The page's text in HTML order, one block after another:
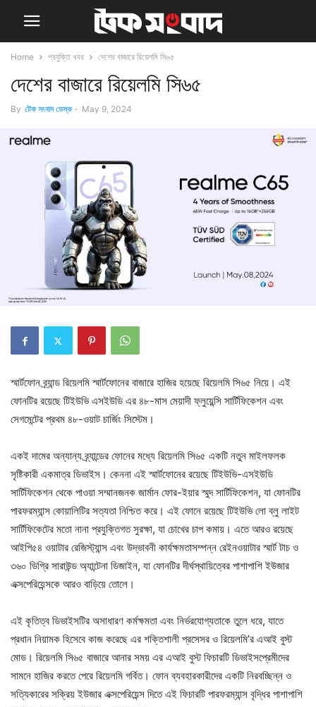
Home প্রযুক্তি খবর দেশের বাজারে রিয়েলমি সি৬৫
দেশের বাজারে রিয়েলমি সি৬৫
By টেক সংবাদ ডেস্ক - May 9, 2024
স্মার্টফোন ব্র্যান্ড রিয়েলমি স্মার্টফোনের বাজারে হাজির হয়েছে রিয়েলমি সি৬৫ নিয়ে। এই
ফোনটির রয়েছে টিইউভি এসইউডি এর ৪৮-মাস মেয়াদী ফ্লুয়েন্সি সার্টিফিকেশন এবং
সেগমেন্টের প্রথম ৪৮-ওয়াট চার্জিং সিস্টেম।
একই দামের অন্যান্য ব্র্যান্ডের ফোনের মধ্যে রিয়েলমি সি৬৫ একটি নতুন মাইলফলক
সৃষ্টিকারী একমাত্র ডিভাইস। কেননা এই স্মার্টফোনের রয়েছে টিইউভি-এসইউডি
সার্টিফিকেশন থেকে পাওয়া সম্মানজনক জার্মান ফোর-ইয়ার স্মুদ সার্টিফিকেশন, যা ফোনটির
পারফরম্যান্স কোয়ালিটির সত্যতা নিশ্চিত করে। এই ফোনে রয়েছে টিইউভি লো ব্লু লাইট
সার্টিফিকেটের মতো নানা প্রযুক্তিগত সুরক্ষা, যা চোখের চাপ কমায়। এতে আরও রয়েছে
আইপি৫৪ ওয়াটার রেজিস্ট্যান্স এবং উদ্ভাবনী কার্যক্ষমতাসম্পন্ন রেইনওয়াটার স্মার্ট টাচ ও
৩৬০ ডিগ্রি সারাউন্ড অ্যান্টেনা ডিজাইন, যা ফোনটির দীর্ঘস্থায়িত্বের পাশাপাশি ইউজার
এক্সপেরিয়েন্সকে আরও বাড়িয়ে তোলে।
এই কৃতিত্ব ডিভাইসটির অসাধারণ কর্মক্ষমতা এবং নির্ভরযোগ্যতাকে তুলে ধরে, যাতে
প্রধান নিয়ামক হিসেবে কাজ করেছে এর শক্তিশালী প্রসেসর ও রিয়েলমি’র এআই বুস্ট
মোড। রিয়েলমি সি৬৫ বাজারে আনার সময় এর এআই বুস্ট ফিচারটি ডিভাইসপ্রেমীদের
সামনে হাজির করতে পেরে রিয়েলমি গর্বিত। ফোন ব্যবহারকারীদের একটি নিরবচ্ছিন্ন ও
সত্যিকারের সক্রিয় ইউজার এক্সপেরিয়েন্স দিতে এই ফিচারটি পারফরম্যান্স বৃদ্ধির পাশাপাশি